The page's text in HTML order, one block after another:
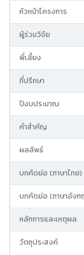
หัวหน้าโครงการ
ผู้ร่วมวิจัย
พี่เลี้ยง
ที่ปรึกษา
ปีงบประมาณ
คำสำคัญ
ผลลัพธ์
บทคัดย่อ (ภาษาไทย)
บทคัดย่อ (ภาษาอังก
หลักการและเหตุผล
วัตถุประสงค์